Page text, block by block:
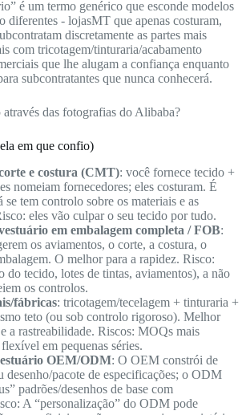
é um termo genérico que esconde modelos
diferentes - lojasMT que apenas costuram,
discretamente as partes mais
com tricotagem/tinturaria/acabamento
que lhe alugam a confiança enquanto
subcontratantes que nunca conhecerá.
através das fotografias do Alibaba?
em que confio)
e costura (CMT): você fornece tecido +
nomeiam fornecedores; eles costuram. É
se tem controlo sobre os materiais e as
eles vão culpar o seu tecido por tudo.
em embalagem completa / FOB:
os aviamentos, o corte, a costura, o
O melhor para a rapidez. Risco:
do tecido, lotes de tintas, aviamentos), a não
os controlos.
fábricas: tricotagem/tecelagem + tinturaria +
teto (ou sob controlo rigoroso). Melhor
a rastreabilidade. Riscos: MOQs mais
em pequenas séries.
OEM/ODM: O OEM constrói de
desenho/pacote de especificações; o ODM
padrões/desenhos de base com
A “personalização” do ODM pode